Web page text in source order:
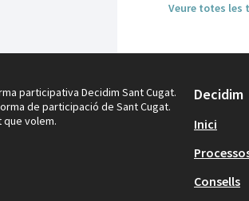
Veure totes les
participativa Decidim Sant Cugat.
de participació de Sant Cugat.
que volem.
Decidim
Inici
Consells